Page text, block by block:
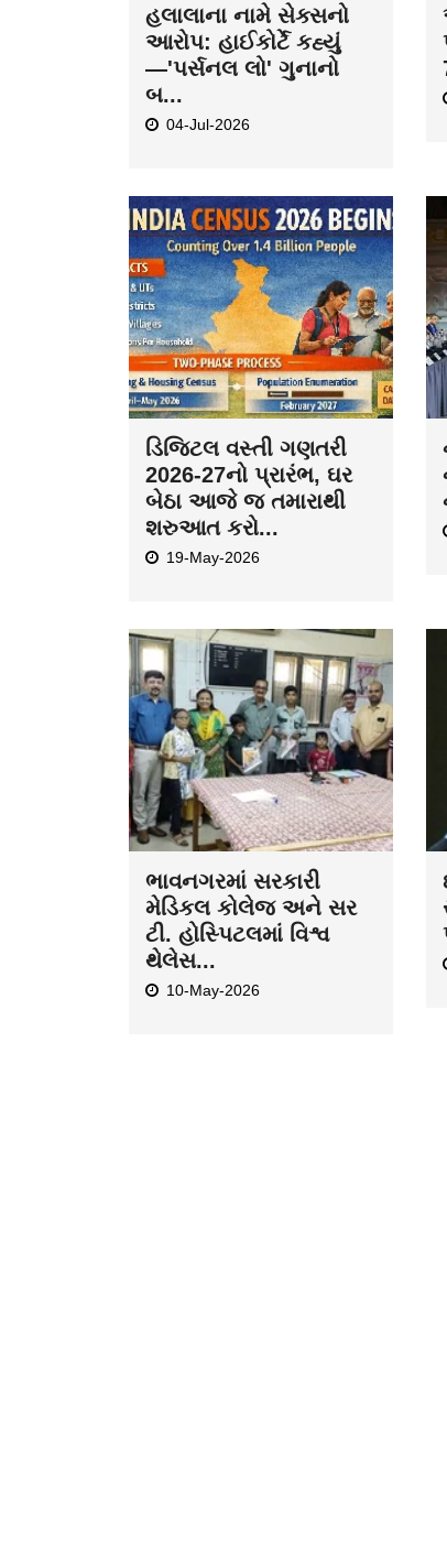
હલાલાના નામે સેક્સનો
આરોપ: હાઈકોર્ટે કહ્યું
—'પર્સનલ લો' ગુનાનો
બ...
04-Jul-2026
ડિજિટલ વસ્તી ગણતરી
2026-27નો પ્રારંભ, ઘર
બેઠા આજે જ તમારાથી
શરુઆત કરો...
19-May-2026
ભાવનગરમાં સરકારી
મેડિકલ કોલેજ અને સર
ટી. હોસ્પિટલમાં વિશ્વ
થેલેસ...
10-May-2026